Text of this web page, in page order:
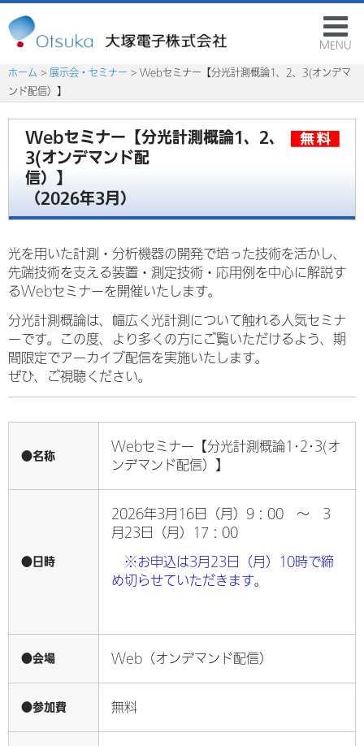
MENU
ホーム > 展示会・セミナー > Webセミナー【分光計測概論1、2、3(オンデマ
ンド配信）】
Webセミナー【分光計測概論1、2、
3(オンデマンド配
信）】
（2026年3月）
光を用いた計測・分析機器の開発で培った技術を活かし、
先端技術を支える装置・測定技術・応用例を中心に解説す
るWebセミナーを開催いたします。
分光計測概論は、幅広く光計測について触れる人気セミナ
ーです。この度、より多くの方にご覧いただけるよう、期
間限定でアーカイブ配信を実施いたします。
ぜひ、ご視聴ください。
●名称
Webセミナー【分光計測概論1･2･3(オ
ンデマンド配信）】
●日時
2026年3月16日（月）9：00 ～ 3
月23日（月）17：00
※お申込は3月23日（月）10時で締
め切らせていただきます。
●会場 Web（オンデマンド配信）
●参加費 無料